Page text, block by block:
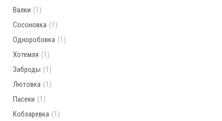
Валки (1)
Сосоновка (1)
Одноробовка (1)
Хотемля (1)
Заброды (1)
Лютовка (1)
Пасеки (1)
Кобзаревка (1)